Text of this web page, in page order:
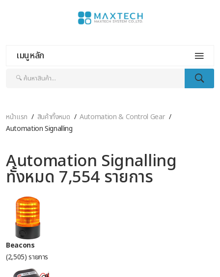
เมนูหลัก
หน้าแรก สินค้าทั้งหมด
Automation & Control Gear
Automation Signalling
Automation Signalling
ทั้งหมด 7,554 รายการ
Beacons
(2,505) รายการ